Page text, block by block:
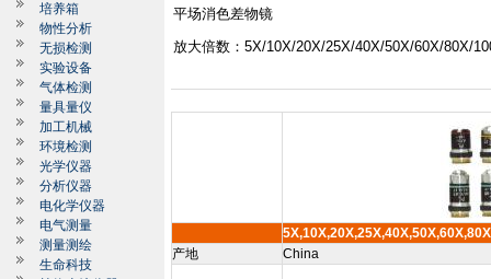
培养箱
物性分析
无损检测
实验设备
气体检测
量具量仪
加工机械
环境检测
光学仪器
分析仪器
电化学仪器
电气测量
测量测绘
生命科技
平场消色差物镜
放大倍数：5X/10X/20X/25X/40X/50X/60X/80X/
产地
China